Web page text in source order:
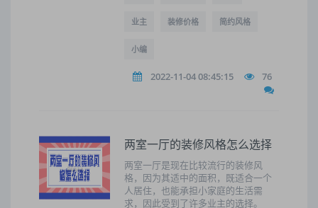
业主 装修价格 简约风格
小编
2022-11-04 08:45:15 76
两室一厅的装修风格怎么选择
两室一厅是现在比较流行的装修风
格，因为其适中的面积，既适合一个
人居住，也能承担小家庭的生活需
求，因此受到了许多业主的选择。